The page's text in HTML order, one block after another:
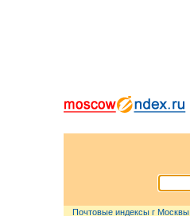
Почтовые индексы г Москвы